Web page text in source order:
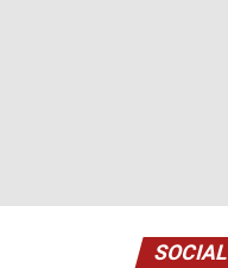
SOCIAL